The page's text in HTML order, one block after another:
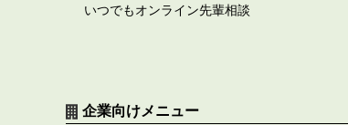
いつでもオンライン先輩相談
企業向けメニュー